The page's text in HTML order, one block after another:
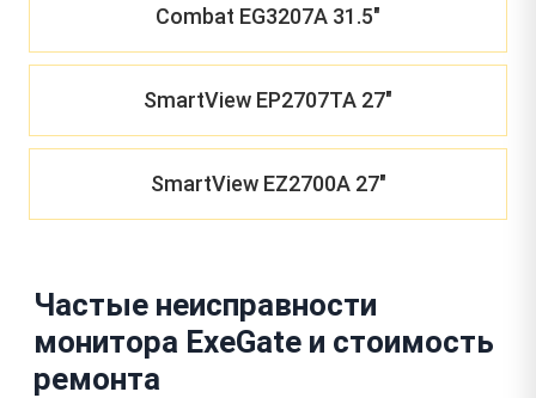
Combat EG3207A 31.5"
SmartView EP2707TA 27"
SmartView EZ2700A 27"
Частые неисправности
монитора ExeGate и стоимость
ремонта